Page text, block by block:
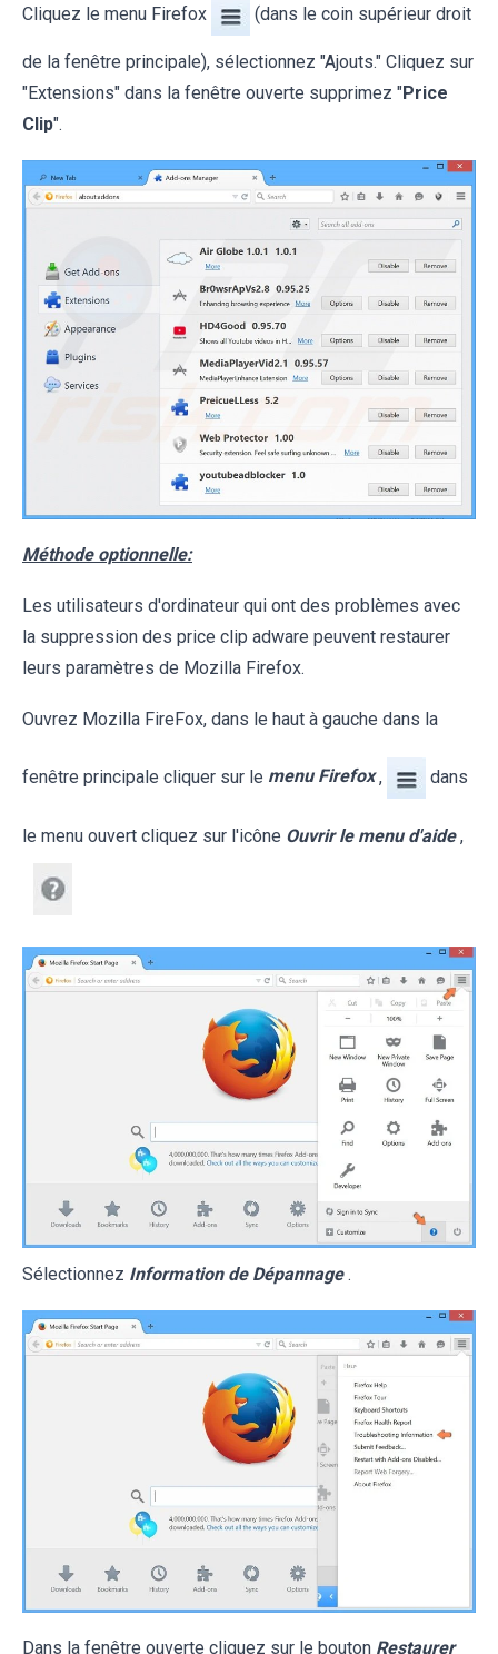
Cliquez le menu Firefox (dans le coin supérieur droit
de la fenêtre principale), sélectionnez "Ajouts." Cliquez sur
"Extensions" dans la fenêtre ouverte supprimez "Price
Clip".
Méthode optionnelle:
Les utilisateurs d'ordinateur qui ont des problèmes avec
la suppression des price clip adware peuvent restaurer
leurs paramètres de Mozilla Firefox.
Ouvrez Mozilla FireFox, dans le haut à gauche dans la
fenêtre principale cliquer sur le menu Firefox , dans
le menu ouvert cliquez sur l'icône Ouvrir le menu d'aide ,
Sélectionnez Information de Dépannage .
Dans la fenêtre ouverte cliquez sur le bouton Restaurer